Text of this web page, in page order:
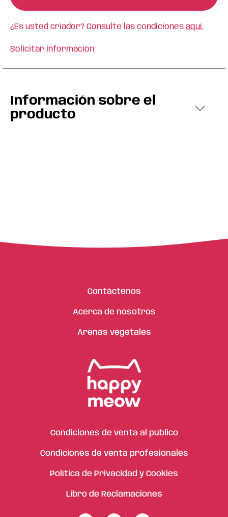
¿Es usted criador? Consulte las condiciones aquí.
Solicitar información
Información sobre el
producto
Contáctenos
Acerca de nosotros
Arenas vegetales
Condiciones de venta al público
Condiciones de venta profesionales
Política de Privacidad y Cookies
Libro de Reclamaciones